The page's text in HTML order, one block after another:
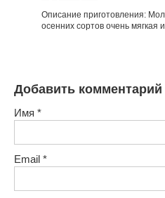
Описание приготовления:
осенних сортов очень мягкая
Добавить комментарий
Имя *
Email *